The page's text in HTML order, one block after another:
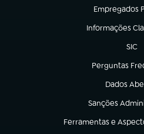
Empregados
(abre em
Informações
(abre em nova
SIC
Perguntas
(abre em nova
Dados
(abre em
Sanções
(abre em nova
Ferramentas e
(abre em nova aba)